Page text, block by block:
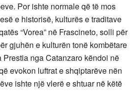
Por ishte normale që të mos
e historisë, kulturës e traditave
“Vorea” në Frascineto, solli për
gjuhën e kulturën tonë kombëtare
nga Catanzaro këndoi në
evokon luftrat e shqiptarëve nën
ishte një vlerë e shtuar në këtë